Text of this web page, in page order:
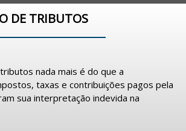
DE TRIBUTOS
nada mais é do que a
taxas e contribuições pagos pela
sua interpretação indevida na